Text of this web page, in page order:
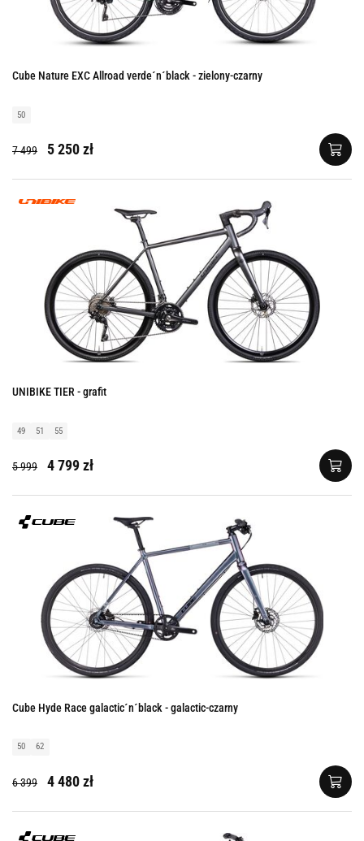
Cube Nature EXC Allroad verde´n´black - zielony-czarny
50
7 499 5 250 zł
UNIBIKE TIER - grafit
49 51 55
5 999 4 799 zł
Cube Hyde Race galactic´n´black - galactic-czarny
50 62
6 399 4 480 zł